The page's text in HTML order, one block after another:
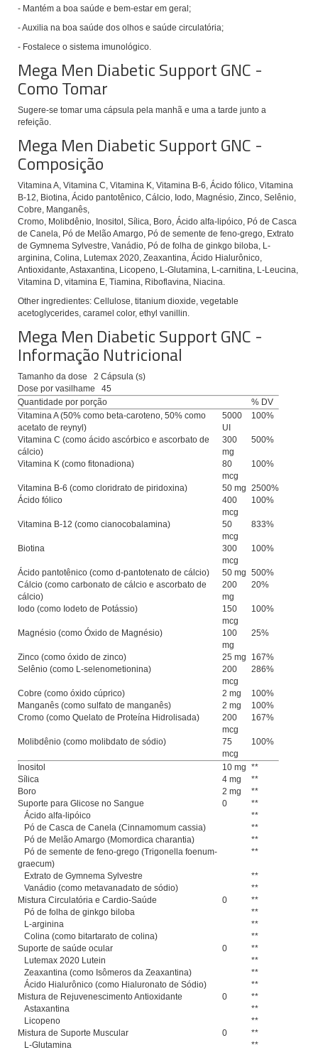
- Mantém a boa saúde e bem-estar em geral;
- Auxilia na boa saúde dos olhos e saúde circulatória;
- Fostalece o sistema imunológico.
Mega Men Diabetic Support GNC -
Como Tomar
Sugere-se tomar uma cápsula pela manhã e uma a tarde junto a
refeição.
Mega Men Diabetic Support GNC -
Composição
Vitamina A, Vitamina C, Vitamina K, Vitamina B-6, Ácido fólico, Vitamina
B-12, Biotina, Ácido pantotênico, Cálcio, Iodo, Magnésio, Zinco, Selênio,
Cobre, Manganês,
Cromo, Molibdênio, Inositol, Sílica, Boro, Ácido alfa-lipóico, Pó de Casca
de Canela, Pó de Melão Amargo, Pó de semente de feno-grego, Extrato
de Gymnema Sylvestre, Vanádio, Pó de folha de ginkgo biloba, L-
arginina, Colina, Lutemax 2020, Zeaxantina, Ácido Hialurônico,
Antioxidante, Astaxantina, Licopeno, L-Glutamina, L-carnitina, L-Leucina,
Vitamina D, vitamina E, Tiamina, Riboflavina, Niacina.
Other ingredientes: Cellulose, titanium dioxide, vegetable
acetoglycerides, caramel color, ethyl vanillin.
Mega Men Diabetic Support GNC -
Informação Nutricional
Tamanho da dose 2 Cápsula (s)
Dose por vasilhame 45
Quantidade por porção
% DV
Vitamina A (50% como beta-caroteno, 50% como
acetato de reynyl)
5000
UI
100%
Vitamina C (como ácido ascórbico e ascorbato de
cálcio)
300
mg
500%
Vitamina K (como fitonadiona)
80
mcg
100%
Vitamina B-6 (como cloridrato de piridoxina) 50 mg 2500%
Ácido fólico
400
mcg
100%
Vitamina B-12 (como cianocobalamina)
50
mcg
833%
Biotina
300
mcg
100%
Ácido pantotênico (como d-pantotenato de cálcio) 50 mg 500%
Cálcio (como carbonato de cálcio e ascorbato de
cálcio)
200
mg
20%
Iodo (como Iodeto de Potássio)
150
mcg
100%
Magnésio (como Óxido de Magnésio)
100
mg
25%
Zinco (como óxido de zinco) 25 mg
167%
Selênio (como L-selenometionina)
200
mcg
286%
Cobre (como óxido cúprico) 2 mg
100%
Manganês (como sulfato de manganês)
2 mg
100%
Cromo (como Quelato de Proteína Hidrolisada)
200
mcg
167%
Molibdênio (como molibdato de sódio)
75
mcg
100%
Inositol 10 mg **
Sílica
4 mg
**
Boro
2 mg
**
Suporte para Glicose no Sangue
0
**
Ácido alfa-lipóico
**
Pó de Casca de Canela (Cinnamomum cassia)
**
Pó de Melão Amargo (Momordica charantia)
**
Pó de semente de feno-grego (Trigonella foenum-
graecum)
**
Extrato de Gymnema Sylvestre
**
Vanádio (como metavanadato de sódio)
**
Mistura Circulatória e Cardio-Saúde
0
**
Pó de folha de ginkgo biloba
**
L-arginina
**
Colina (como bitartarato de colina)
**
Suporte de saúde ocular
0
**
Lutemax 2020 Lutein
**
Zeaxantina (como Isômeros da Zeaxantina)
**
Ácido Hialurônico (como Hialuronato de Sódio)
**
Mistura de Rejuvenescimento Antioxidante
0
**
Astaxantina
**
Licopeno
**
Mistura de Suporte Muscular
0
**
L-Glutamina
**